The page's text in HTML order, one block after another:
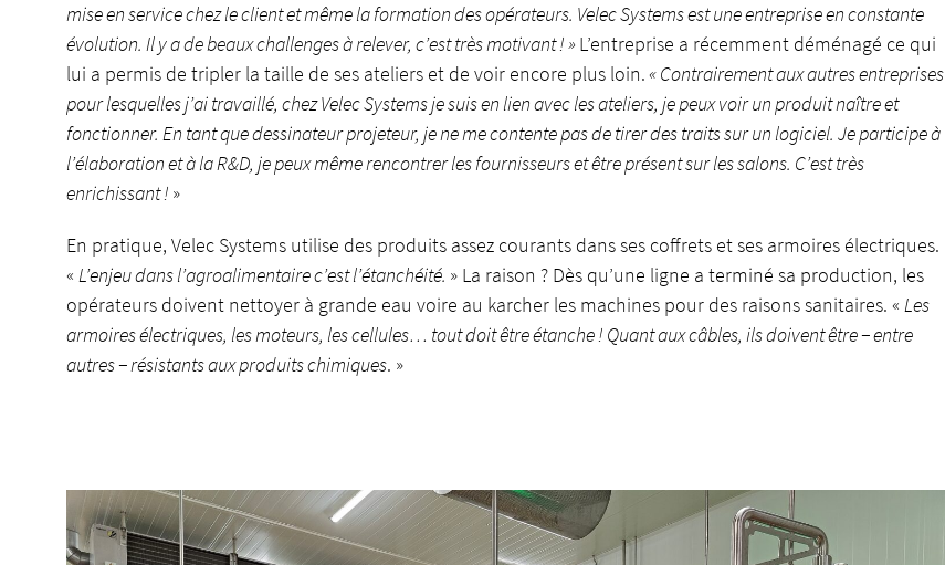
mise en service chez le client et même la formation des opérateurs. Velec Systems est une entreprise en constante
évolution. Il y a de beaux challenges à relever, c’est très motivant ! »L’entreprise a récemment déménagé ce qui
lui a permis de tripler la taille de ses ateliers et de voir encore plus loin.« Contrairement aux autres entreprises
pour lesquelles j’ai travaillé, chez Velec Systems je suis en lien avec les ateliers, je peux voir un produit naître et
fonctionner. En tant que dessinateur projeteur, je ne me contente pas de tirer des traits sur un logiciel. Je participe à
l’élaboration et à la R&D, je peux même rencontrer les fournisseurs et être présent sur les salons. C’est très
enrichissant ! »
En pratique, Velec Systems utilise des produits assez courants dans ses coffrets et ses armoires électriques.
« L’enjeu dans l’agroalimentaire c’est l’étanchéité. » La raison ? Dès qu’une ligne a terminé sa production, les
opérateurs doivent nettoyer à grande eau voire au karcher les machines pour des raisons sanitaires. « Les
armoires électriques, les moteurs, les cellules… tout doit être étanche ! Quant aux câbles, ils doivent être − entre
autres − résistants aux produits chimiques. »